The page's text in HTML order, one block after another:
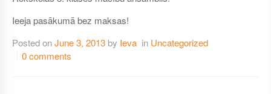
Ieeja pasākumā bez maksas!
Posted onJune 3, 2013 by Ieva in Uncategorized
0 comments